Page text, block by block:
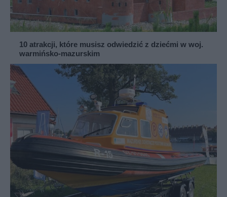
10 atrakcji, które musisz odwiedzić z dziećmi w woj.
warmińsko-mazurskim